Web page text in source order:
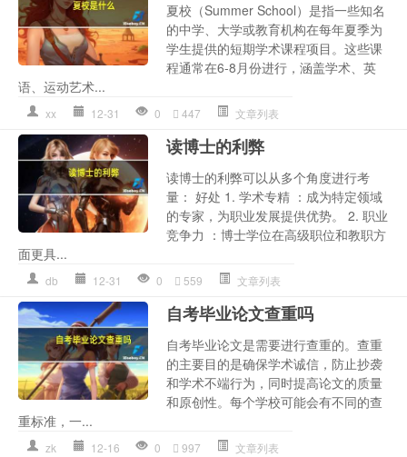
夏校（Summer School）是指一些知名
的中学、大学或教育机构在每年夏季为
学生提供的短期学术课程项目。这些课
程通常在6-8月份进行，涵盖学术、英
语、运动艺术...
xx 12-31 0 447 文章列表
读博士的利弊
读博士的利弊可以从多个角度进行考
量： 好处 1. 学术专精 ：成为特定领域
的专家，为职业发展提供优势。 2. 职业
竞争力 ：博士学位在高级职位和教职方
面更具...
db 12-31 0 559 文章列表
自考毕业论文查重吗
自考毕业论文是需要进行查重的。查重
的主要目的是确保学术诚信，防止抄袭
和学术不端行为，同时提高论文的质量
和原创性。每个学校可能会有不同的查
重标准，一...
zk 12-16 0 997 文章列表